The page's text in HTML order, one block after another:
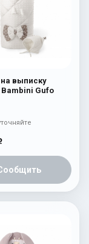
выписку
Gufo